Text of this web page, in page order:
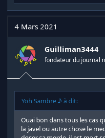
a
c
t
i
n
s
:
4 Mars 2021
Guilliman3444
fondateur du journal
Yoh Sambre ♪ à dit:
Ouai bon dans tous les cas
la javel ou autre chose le